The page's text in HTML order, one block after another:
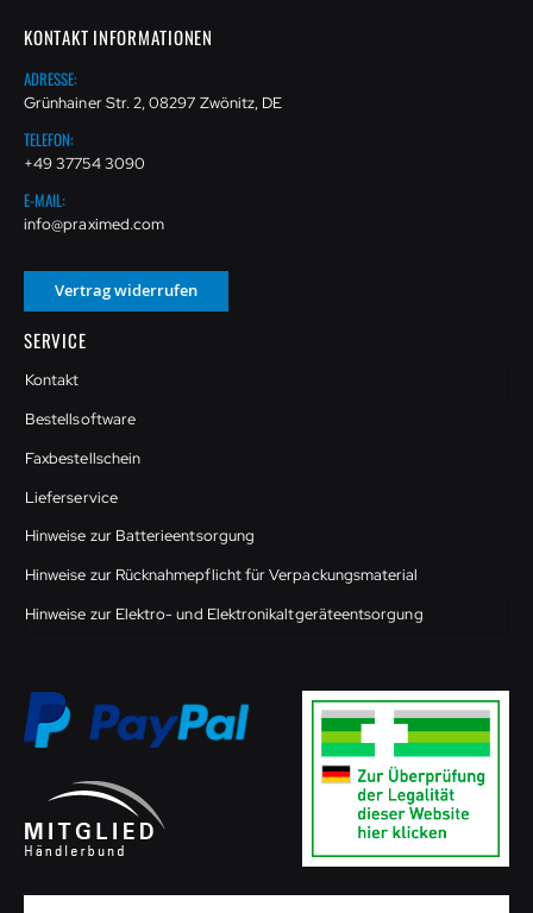
KONTAKT INFORMATIONEN
ADRESSE:
Grünhainer Str. 2, 08297 Zwönitz, DE
TELEFON:
+49 37754 3090
E-MAIL:
info@praximed.com
Vertrag widerrufen
SERVICE
Kontakt
Bestellsoftware
Faxbestellschein
Lieferservice
Hinweise zur Batterieentsorgung
Hinweise zur Rücknahmepflicht für Verpackungsmaterial
Hinweise zur Elektro- und Elektronikaltgeräteentsorgung